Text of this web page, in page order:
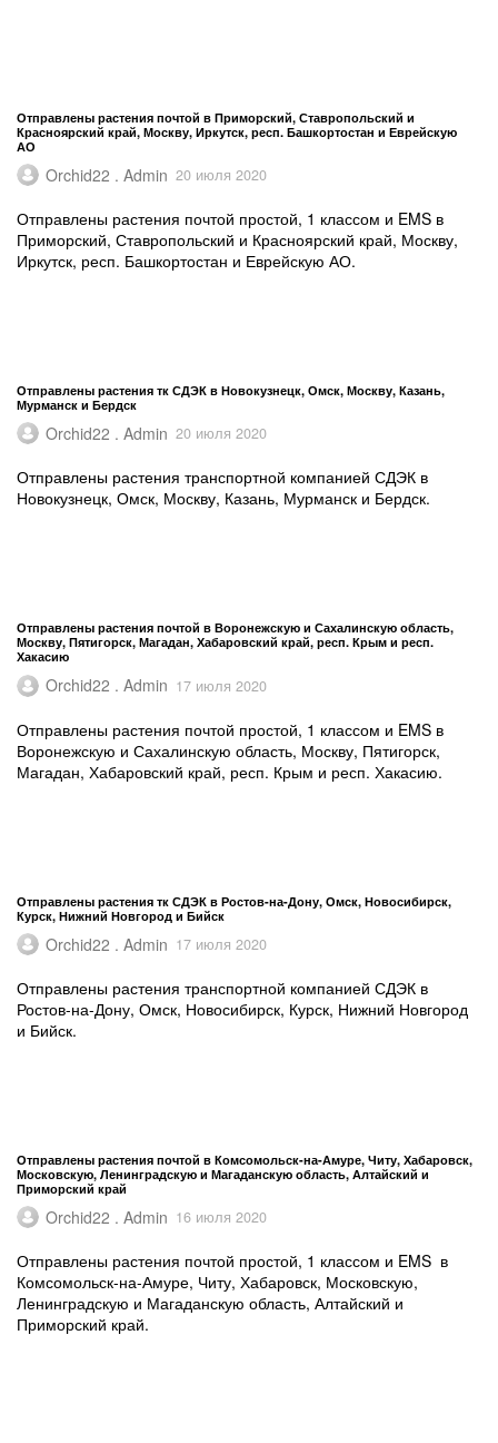
Отправлены растения почтой в Приморский, Ставропольский и
Красноярский край, Москву, Иркутск, респ. Башкортостан и Еврейскую
АО
Orchid22 . Admin 20 июля 2020
Отправлены растения почтой простой, 1 классом и EMS в
Приморский, Ставропольский и Красноярский край, Москву,
Иркутск, респ. Башкортостан и Еврейскую АО.
Отправлены растения тк СДЭК в Новокузнецк, Омск, Москву, Казань,
Мурманск и Бердск
Orchid22 . Admin 20 июля 2020
Отправлены растения транспортной компанией СДЭК в
Новокузнецк, Омск, Москву, Казань, Мурманск и Бердск.
Отправлены растения почтой в Воронежскую и Сахалинскую область,
Москву, Пятигорск, Магадан, Хабаровский край, респ. Крым и респ.
Хакасию
Orchid22 . Admin 17 июля 2020
Отправлены растения почтой простой, 1 классом и EMS в
Воронежскую и Сахалинскую область, Москву, Пятигорск,
Магадан, Хабаровский край, респ. Крым и респ. Хакасию.
Отправлены растения тк СДЭК в Ростов-на-Дону, Омск, Новосибирск,
Курск, Нижний Новгород и Бийск
Orchid22 . Admin 17 июля 2020
Отправлены растения транспортной компанией СДЭК в
Ростов-на-Дону, Омск, Новосибирск, Курск, Нижний Новгород
и Бийск.
Отправлены растения почтой в Комсомольск-на-Амуре, Читу, Хабаровск,
Московскую, Ленинградскую и Магаданскую область, Алтайский и
Приморский край
Orchid22 . Admin 16 июля 2020
Отправлены растения почтой простой, 1 классом и EMS в
Комсомольск-на-Амуре, Читу, Хабаровск, Московскую,
Ленинградскую и Магаданскую область, Алтайский и
Приморский край.